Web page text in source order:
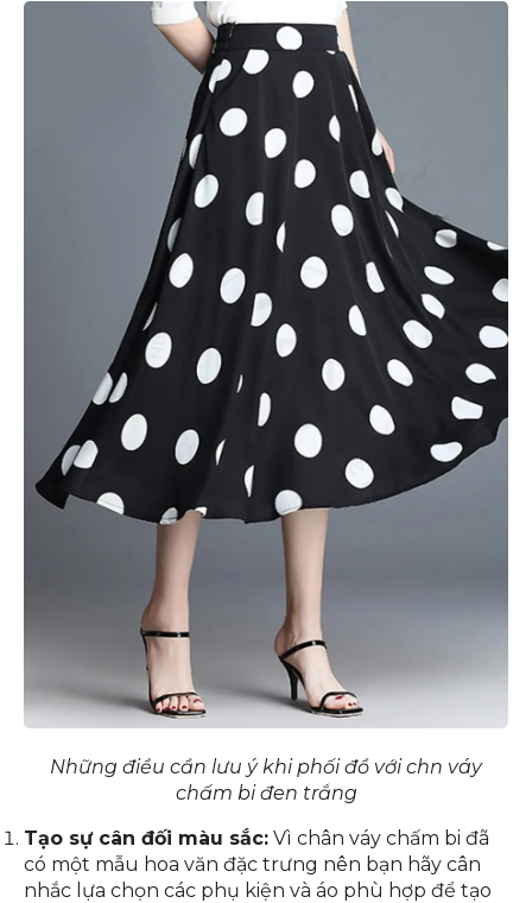
Những điều cần lưu ý khi phối đồ với chn váy
chấm bi đen trắng
Tạo sự cân đối màu sắc: Vì chân váy chấm bi đã
có một mẫu hoa văn đặc trưng nên bạn hãy cân
nhắc lựa chọn các phụ kiện và áo phù hợp để tạo